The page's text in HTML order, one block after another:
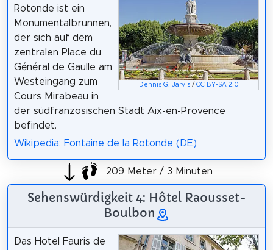
Dennis G. Jarvis/ CC BY-SA 2.0
Rotonde ist ein
Monumentalbrunnen,
der sich auf dem
zentralen Place du
Général de Gaulle am
Westeingang zum
Cours Mirabeau in
der südfranzösischen Stadt Aix-en-Provence
befindet.
Wikipedia: Fontaine de la Rotonde (DE)
209 Meter / 3 Minuten
Sehenswürdigkeit 4: Hôtel Raousset-
Boulbon
Das Hotel Fauris de